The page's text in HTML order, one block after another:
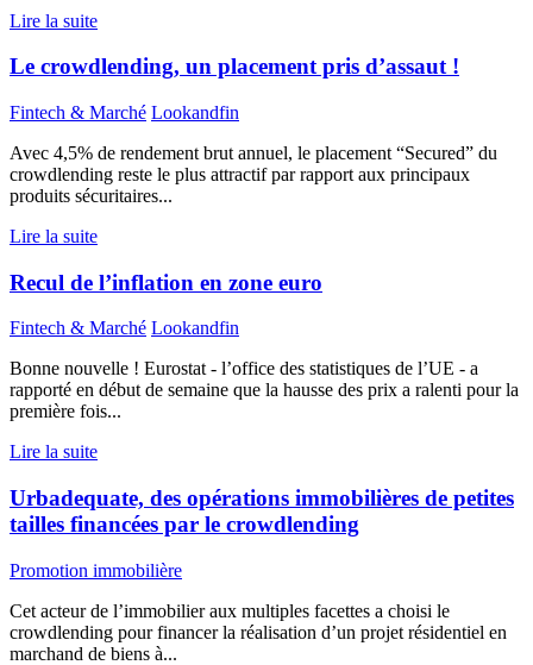
Lire la suite
Le crowdlending, un placement pris d’assaut !
Fintech & Marché Lookandfin
Avec 4,5% de rendement brut annuel, le placement “Secured” du
crowdlending reste le plus attractif par rapport aux principaux
produits sécuritaires...
Lire la suite
Recul de l’inflation en zone euro
Fintech & Marché Lookandfin
Bonne nouvelle ! Eurostat - l’office des statistiques de l’UE - a
rapporté en début de semaine que la hausse des prix a ralenti pour la
première fois...
Lire la suite
Urbadequate, des opérations immobilières de petites
tailles financées par le crowdlending
Promotion immobilière
Cet acteur de l’immobilier aux multiples facettes a choisi le
crowdlending pour financer la réalisation d’un projet résidentiel en
marchand de biens à...